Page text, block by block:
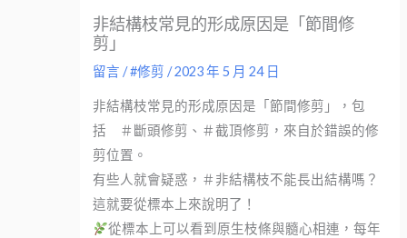
非結構枝常見的形成原因是「節間修
剪」
留言 /#修剪 /2023 年 5 月 24 日
非結構枝常見的形成原因是「節間修剪」，包
括 ＃斷頭修剪、＃截頂修剪，來自於錯誤的修
剪位置。
有些人就會疑惑，＃非結構枝不能長出結構嗎？
這就要從標本上來說明了！
從標本上可以看到原生枝條與髓心相連，每年